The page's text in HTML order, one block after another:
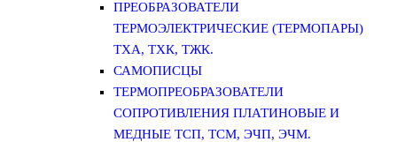
ПРЕОБРАЗОВАТЕЛИ
ТЕРМОЭЛЕКТРИЧЕСКИЕ (ТЕРМОПАРЫ)
ТХА, ТХК, ТЖК.
САМОПИСЦЫ
ТЕРМОПРЕОБРАЗОВАТЕЛИ
СОПРОТИВЛЕНИЯ ПЛАТИНОВЫЕ И
МЕДНЫЕ ТСП, ТСМ, ЭЧП, ЭЧМ.